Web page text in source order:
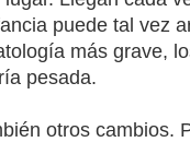
puede tal vez
más grave,
pesada.
otros cambios.